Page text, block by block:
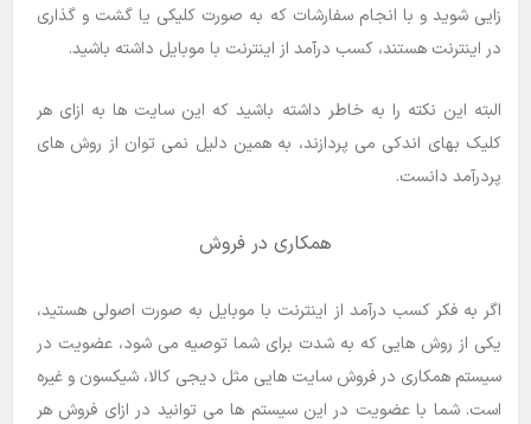
زایی شوید و با انجام سفارشات که به صورت کلیکی یا گشت و گذاری
در اینترنت هستند، کسب درآمد از اینترنت با موبایل داشته باشید.
البته این نکته را به خاطر داشته باشید که این سایت ها به ازای هر
کلیک بهای اندکی می پردازند، به همین دلیل نمی توان از روش های
پردرآمد دانست.
همکاری در فروش
اگر به فکر کسب درآمد از اینترنت با موبایل به صورت اصولی هستید،
یکی از روش هایی که به شدت برای شما توصیه می شود، عضویت در
سیستم همکاری در فروش سایت هایی مثل دیجی کالا، شیکسون و غیره
است. شما با عضویت در این سیستم ها می توانید در ازای فروش هر